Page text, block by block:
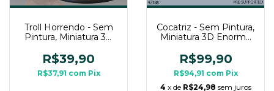
Troll Horrendo - Sem
Pintura, Miniatura 3D
Mesa
R$39,90
R$37,91 com Pix
Cocatriz - Sem Pintura,
Miniatura 3D Enorme
R$99,90
R$94,91 com Pix
4 x de R$24,98 sem juros